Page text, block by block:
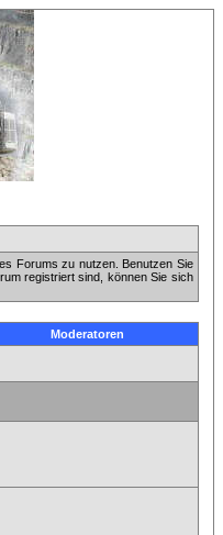
Forums zu nutzen. Benutzen Sie
registriert sind, können Sie sich
Moderatoren